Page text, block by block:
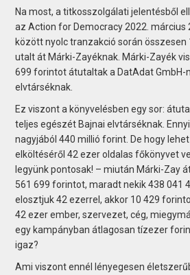
Na most, a titkosszolgálati jelentésből
az Action for Democracy 2022. március
között nyolc tranzakció során
utalt át Márki-Zayéknak. Márki-Zayék
699 forintot átutaltak a DatAdat GmbH-
elvtárséknak.
Ez viszont a könyvelésben egy sor:
teljes egészét Bajnai elvtárséknak.
nagyjából 440 millió forint. De hogy
elköltéséről 42 ezer oldalas főkönyvet
legyünk pontosak! – miután Márki-Zay
561 699 forintot, maradt nekik 438 041
elosztjuk 42 ezerrel, akkor 10 429
42 ezer ember, szervezet, cég,
egy kampányban átlagosan tízezer
igaz?
Ami viszont ennél lényegesen